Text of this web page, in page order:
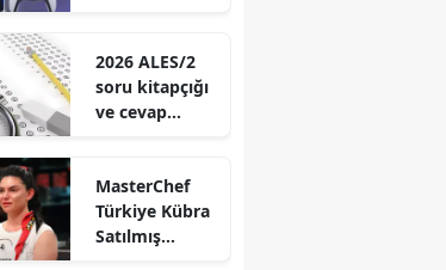
2026 ALES/2
soru kitapçığı
ve cevap
MasterChef
Türkiye Kübra
Satılmış